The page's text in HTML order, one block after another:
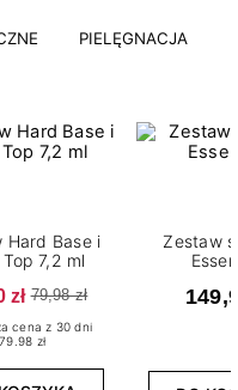
PIELĘGNACJA
Hard Base i
7,2 ml
zł 79,98 zł
cena z 30 dni
79.98 zł
Zestaw